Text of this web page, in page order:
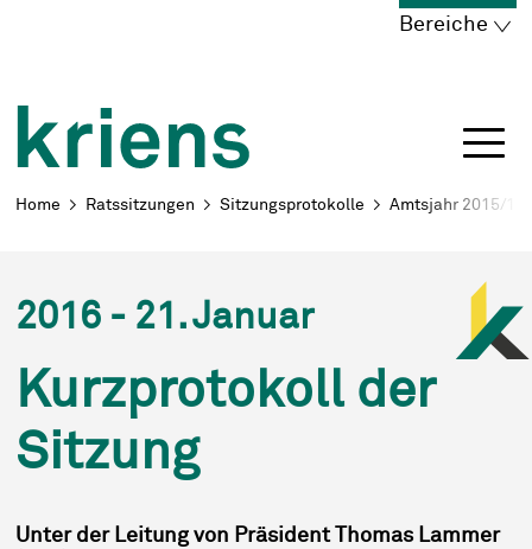
Navigieren in Kriens
Bereiche
Breadcrumb
Home Ratssitzungen Sitzungsprotokolle Amtsjahr 2015/16
2016 - 21. Januar
Kurzprotokoll der
Sitzung
Unter der Leitung von Präsident Thomas Lammer